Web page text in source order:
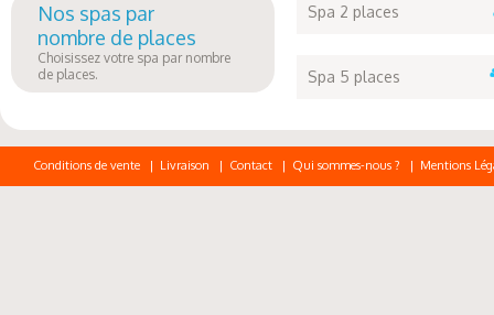
Nos spas par
nombre de places
Choisissez votre spa par nombre
de places.
Spa 2 places
Spa 5 places
Conditions de vente | Livraison | Contact | Qui sommes-nous ? | Mentions